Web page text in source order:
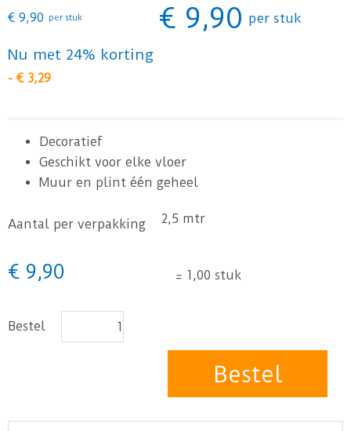
€ 9,90 per stuk € 9,90 per stuk
Nu met 24% korting
- € 3,29
Decoratief
Geschikt voor elke vloer
Muur en plint één geheel
Aantal per verpakking 2,5 mtr
€ 9,90 = 1,00 stuk
Bestel